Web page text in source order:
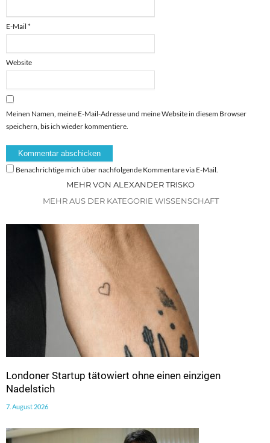
E-Mail *
Website
Meinen Namen, meine E-Mail-Adresse und meine Website in diesem Browser
speichern, bis ich wieder kommentiere.
Benachrichtige mich über nachfolgende Kommentare via E-Mail.
MEHR VON ALEXANDER TRISKO
MEHR AUS DER KATEGORIE WISSENSCHAFT
Londoner Startup tätowiert ohne einen einzigen
Nadelstich
7. August 2026